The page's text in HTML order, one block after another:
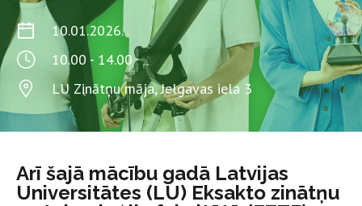
10.01.2026.
10.00 - 14.00
LU Zinātņu māja, Jelgavas iela 3
Arī šajā mācību gadā Latvijas
Universitātes (LU) Eksakto zinātņu